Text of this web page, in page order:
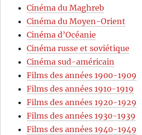
Cinéma du Maghreb
Cinéma du Moyen-Orient
Cinéma d’Océanie
Cinéma russe et soviétique
Cinéma sud-américain
Films des années 1900-1909
Films des années 1910-1919
Films des années 1920-1929
Films des années 1930-1939
Films des années 1940-1949